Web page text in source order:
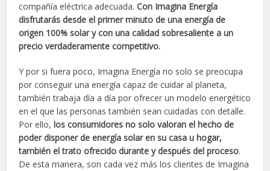
compañía eléctrica adecuada. Con Imagina Energía
disfrutarás desde el primer minuto de una energía de
origen 100% solar y con una calidad sobresaliente a un
precio verdaderamente competitivo.
Y por si fuera poco, Imagina Energía no solo se preocupa
por conseguir una energía capaz de cuidar al planeta,
también trabaja día a día por ofrecer un modelo energético
en el que las personas también sean cuidadas con detalle.
Por ello, los consumidores no solo valoran el hecho de
poder disponer de energía solar en su casa u hogar,
también el trato ofrecido durante y después del proceso.
De esta manera, son cada vez más los clientes de Imagina